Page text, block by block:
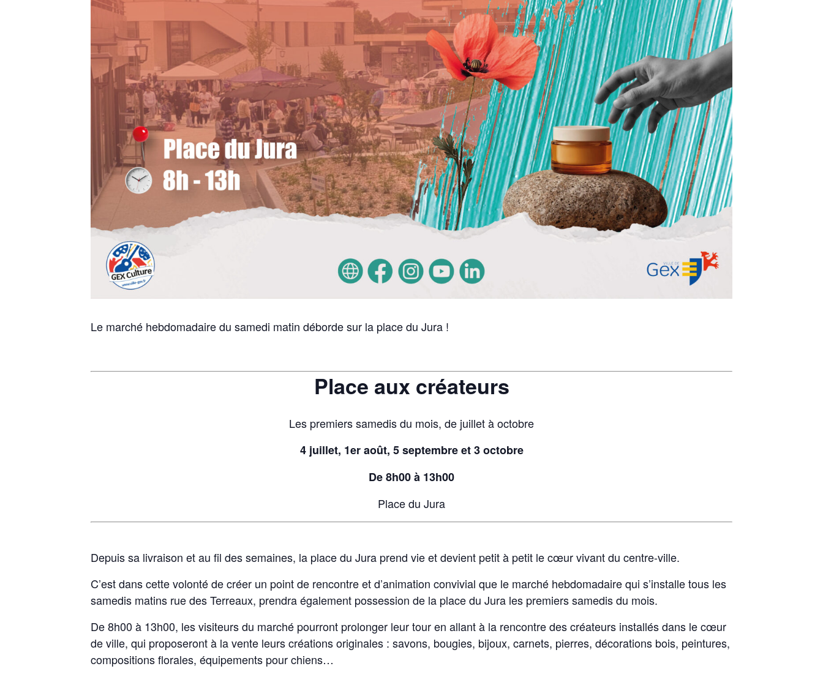
Le marché hebdomadaire du samedi matin déborde sur la place du Jura !
Place aux créateurs
Les premiers samedis du mois, de juillet à octobre
4 juillet, 1er août, 5 septembre et 3 octobre
De 8h00 à 13h00
Place du Jura
Depuis sa livraison et au fil des semaines, la place du Jura prend vie et devient petit à petit le cœur vivant du centre-ville.
C’est dans cette volonté de créer un point de rencontre et d’animation convivial que le marché hebdomadaire qui s’installe tous les
samedis matins rue des Terreaux, prendra également possession de la place du Jura les premiers samedis du mois.
De 8h00 à 13h00, les visiteurs du marché pourront prolonger leur tour en allant à la rencontre des créateurs installés dans le cœur
de ville, qui proposeront à la vente leurs créations originales : savons, bougies, bijoux, carnets, pierres, décorations bois, peintures,
compositions florales, équipements pour chiens…